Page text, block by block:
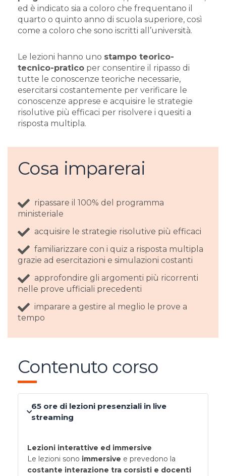
ed è indicato sia a coloro che frequentano il
quarto o quinto anno di scuola superiore, così
come a coloro che sono iscritti all’università.
Le lezioni hanno uno stampo teorico-
tecnico-pratico per consentire il ripasso di
tutte le conoscenze teoriche necessarie,
esercitarsi costantemente per verificare le
conoscenze apprese e acquisire le strategie
risolutive più efficaci per risolvere i quesiti a
risposta multipla.
Cosa imparerai
ripassare il 100% del programma
ministeriale
acquisire le strategie risolutive più efficaci
familiarizzare con i quiz a risposta multipla
grazie ad esercitazioni e simulazioni costanti
approfondire gli argomenti più ricorrenti
nelle prove ufficiali precedenti
imparare a gestire al meglio le prove a
tempo
Contenuto corso
65 ore di lezioni presenziali in live
streaming
Lezioni interattive ed immersive
Le lezioni sono immersive e prevedono la
costante interazione tra corsisti e docenti